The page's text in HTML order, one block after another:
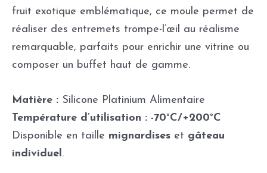
fruit exotique emblématique, ce moule permet de
réaliser des entremets trompe-l’œil au réalisme
remarquable, parfaits pour enrichir une vitrine ou
composer un buffet haut de gamme.
Matière : Silicone Platinium Alimentaire
Température d’utilisation : -70°C/+200°C
Disponible en taille mignardises et gâteau
individuel.